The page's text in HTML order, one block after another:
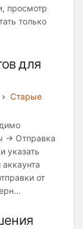
просмотр
только
для
Старые
→ Отправка
указать
от